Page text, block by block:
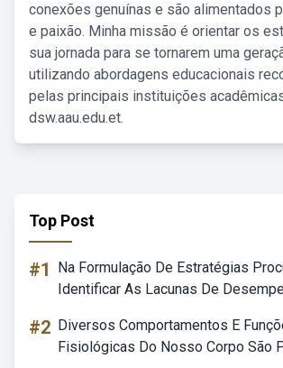
conexões genuínas e são alimentados
e paixão. Minha missão é orientar os
sua jornada para se tornarem uma
utilizando abordagens educacionais
pelas principais instituições
dsw.aau.edu.et.
Top Post
#1
Na Formulação De Estratégias
Identificar As Lacunas De
#2 Diversos Comportamentos E
Fisiológicas Do Nosso Corpo São